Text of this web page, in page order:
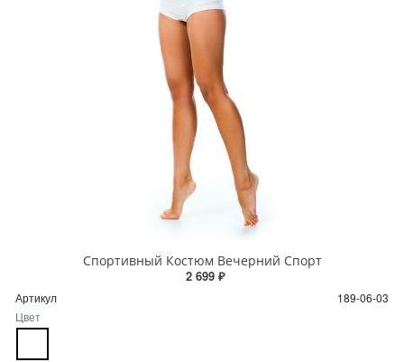
Спортивный Костюм Вечерний Спорт
2 699 ₽
Артикул
189-06-03
Цвет